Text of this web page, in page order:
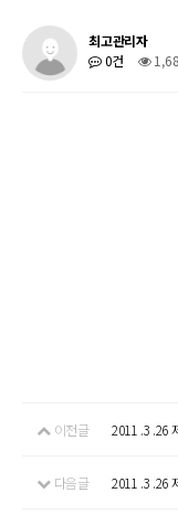
최고관리자
0건
이전글 2011 .3 .26
다음글 2011 .3 .26